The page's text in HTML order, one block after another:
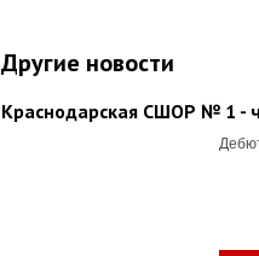
Другие новости
Краснодарская СШОР № 1 -